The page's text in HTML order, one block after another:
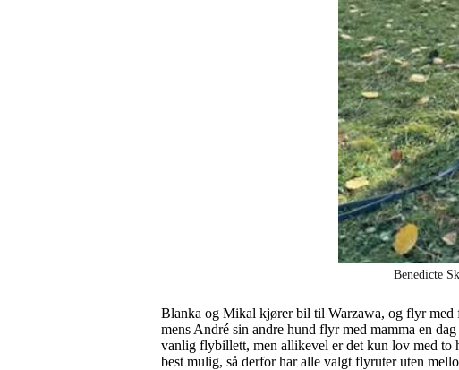
Benedicte
Blanka og Mikal kjører bil til Warzawa, og flyr
mens André sin andre hund flyr med mamma en
vanlig flybillett, men allikevel er det kun lov med to
best mulig, så derfor har alle valgt flyruter uten